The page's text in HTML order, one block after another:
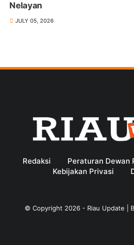
Nelayan
JULY 05, 2026
Redaksi Peraturan Dewan
Kebijakan Privasi
© Copyright 2026- Riau Update |